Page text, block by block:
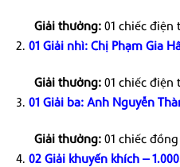
Giải thưởng: 01 chiếc điện
01 Giải nhì: Chị Phạm Gia
Giải thưởng: 01 chiếc điện
01 Giải ba: Anh Nguyễn
Giải thưởng: 01 chiếc
02 Giải khuyến khích –